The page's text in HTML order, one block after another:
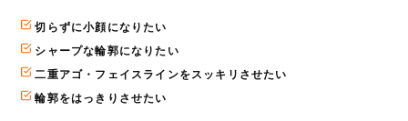
切らずに小顔になりたい
シャープな輪郭になりたい
二重アゴ・フェイスラインをスッキリさせたい
輪郭をはっきりさせたい